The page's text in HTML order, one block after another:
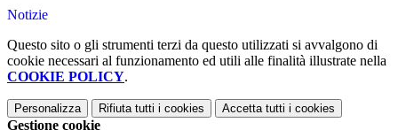
Notizie
Questo sito o gli strumenti terzi da questo utilizzati si avvalgono di
cookie necessari al funzionamento ed utili alle finalità illustrate nella
COOKIE POLICY.
Personalizza Rifiuta tutti i cookies Accetta tutti i cookies
Gestione cookie